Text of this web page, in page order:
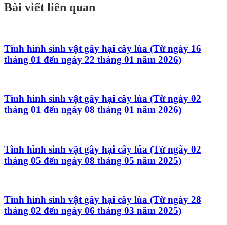
Bài viết liên quan
Tình hình sinh vật gây hại cây lúa (Từ ngày 16
tháng 01 đến ngày 22 tháng 01 năm 2026)
Tình hình sinh vật gây hại cây lúa (Từ ngày 02
tháng 01 đến ngày 08 tháng 01 năm 2026)
Tình hình sinh vật gây hại cây lúa (Từ ngày 02
tháng 05 đến ngày 08 tháng 05 năm 2025)
Tình hình sinh vật gây hại cây lúa (Từ ngày 28
tháng 02 đến ngày 06 tháng 03 năm 2025)